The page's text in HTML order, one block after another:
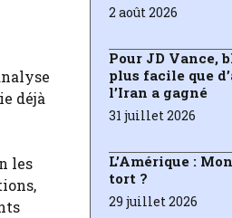
déjà
les
2 août 2026
Pour JD Vance,
plus facile que
l’Iran a gagné
31 juillet 2026
L’Amérique :
tort ?
29 juillet 2026